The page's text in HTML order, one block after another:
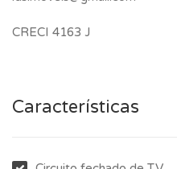
CRECI 4163 J
Características